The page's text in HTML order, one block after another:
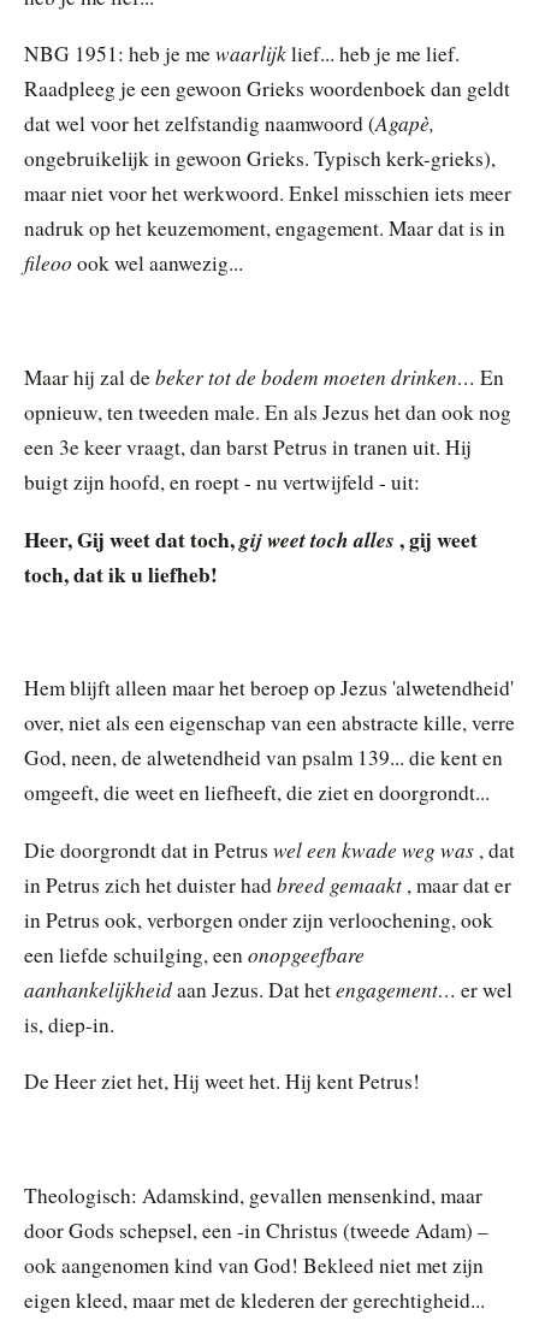
NBG 1951: heb je mewaarlijklief... heb je me lief.
Raadpleeg je een gewoon Grieks woordenboek dan geldt
dat wel voor het zelfstandig naamwoord (Agapè,
ongebruikelijk in gewoon Grieks. Typisch kerk-grieks),
maar niet voor het werkwoord. Enkel misschien iets meer
nadruk op het keuzemoment, engagement. Maar dat is in
fileoo ook wel aanwezig...
Maar hij zal debeker tot de bodem moeten drinken… En
opnieuw, ten tweeden male. En als Jezus het dan ook nog
een 3e keer vraagt, dan barst Petrus in tranen uit. Hij
buigt zijn hoofd, en roept - nu vertwijfeld - uit:
Heer, Gij weet dat toch,gij weet toch alles , gij weet
toch, dat ik u liefheb!
Hem blijft alleen maar het beroep op Jezus 'alwetendheid'
over, niet als een eigenschap van een abstracte kille, verre
God, neen, de alwetendheid van psalm 139... die kent en
omgeeft, die weet en liefheeft, die ziet en doorgrondt...
Die doorgrondt dat in Petrus wel een kwade weg was , dat
in Petrus zich het duister hadbreed gemaakt , maar dat er
in Petrus ook, verborgen onder zijn verloochening, ook
een liefde schuilging, eenonopgeefbare
aanhankelijkheidaan Jezus. Dat hetengagement… er wel
is, diep-in.
De Heer ziet het, Hij weet het. Hij kent Petrus!
Theologisch: Adamskind, gevallen mensenkind, maar
door Gods schepsel, een -in Christus (tweede Adam) –
ook aangenomen kind van God! Bekleed niet met zijn
eigen kleed, maar met de klederen der gerechtigheid...